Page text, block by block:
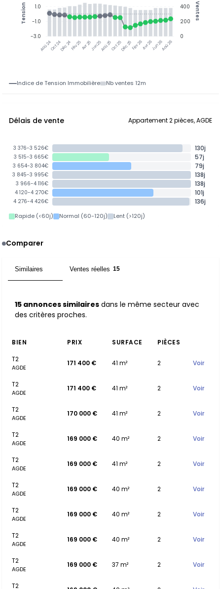
Aoû 24Oct 24Déc 24Fév 25Avr 25Jun 25Aoû 25Oct 25Déc 25Fév 26Avr 26Jun 26Aoû 26
400
200
0
Ventes
1.0
-1.0
-3.0
Tension
Indice de Tension Immobilière Nb ventes 12m
Délais de vente Appartement 2 pièces, AGDE
3 376-3 526€ 130j
3 515-3 665€ 57j
3 654-3 804€ 79j
3 845-3 995€ 138j
3 966-4 116€ 138j
4 120-4 270€ 101j
4 276-4 426€ 136j
Rapide (<60j) Normal (60-120j) Lent (>120j)
Comparer
Similaires Ventes réelles 15
15 annonces similaires dans le même secteur avec
des critères proches.
BIEN PRIX SURFACE
PIÈCES
T2
AGDE
171 400 € 41 m² 2 Voir
T2
AGDE
171 400 € 41 m² 2 Voir
T2
AGDE
170 000 € 41 m² 2 Voir
T2
AGDE
169 000 € 40 m² 2 Voir
T2
AGDE
169 000 € 41 m² 2 Voir
T2
AGDE
169 000 € 40 m² 2 Voir
T2
AGDE
169 000 € 40 m² 2 Voir
T2
AGDE
169 000 € 40 m² 2 Voir
T2
AGDE
169 000 € 37 m² 2 Voir
T2